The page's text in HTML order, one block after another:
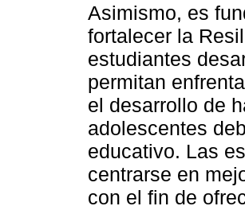
Asimismo, es
fortalecer la
estudiantes
permitan
el desarrollo de
adolescentes
educativo. Las
centrarse en
con el fin de